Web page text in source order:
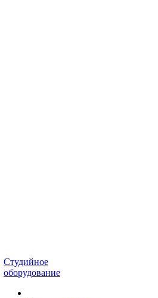
Студийное
оборудование